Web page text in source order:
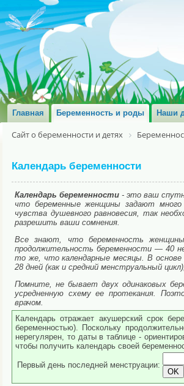
Главная Беременность и роды Наши
Сайт о беременности и детях
Календарь беременности
Календарь беременности - это ваш
что беременные женщины задают
чувства душевного равновесия, так
разрешить ваши сомнения.
Все знают, что беременность
продолжительность беременности — 40
то же, что календарные месяцы. В основе
28 дней (как и средний менструальный
Помните, не бывает двух одинаковых
усредненную схему ее протекания.
врачом.
Календарь отражает акушерский срок
беременностью). Поскольку
нерегулярен, то даты в таблице -
чтобы получить календарь своей
Первый день последней менструации: